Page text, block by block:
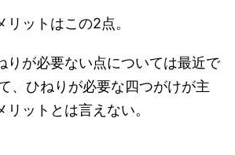
ットはこの2点。
りが必要ない点については最近で
、ひねりが必要な四つがけが主
ットとは言えない。